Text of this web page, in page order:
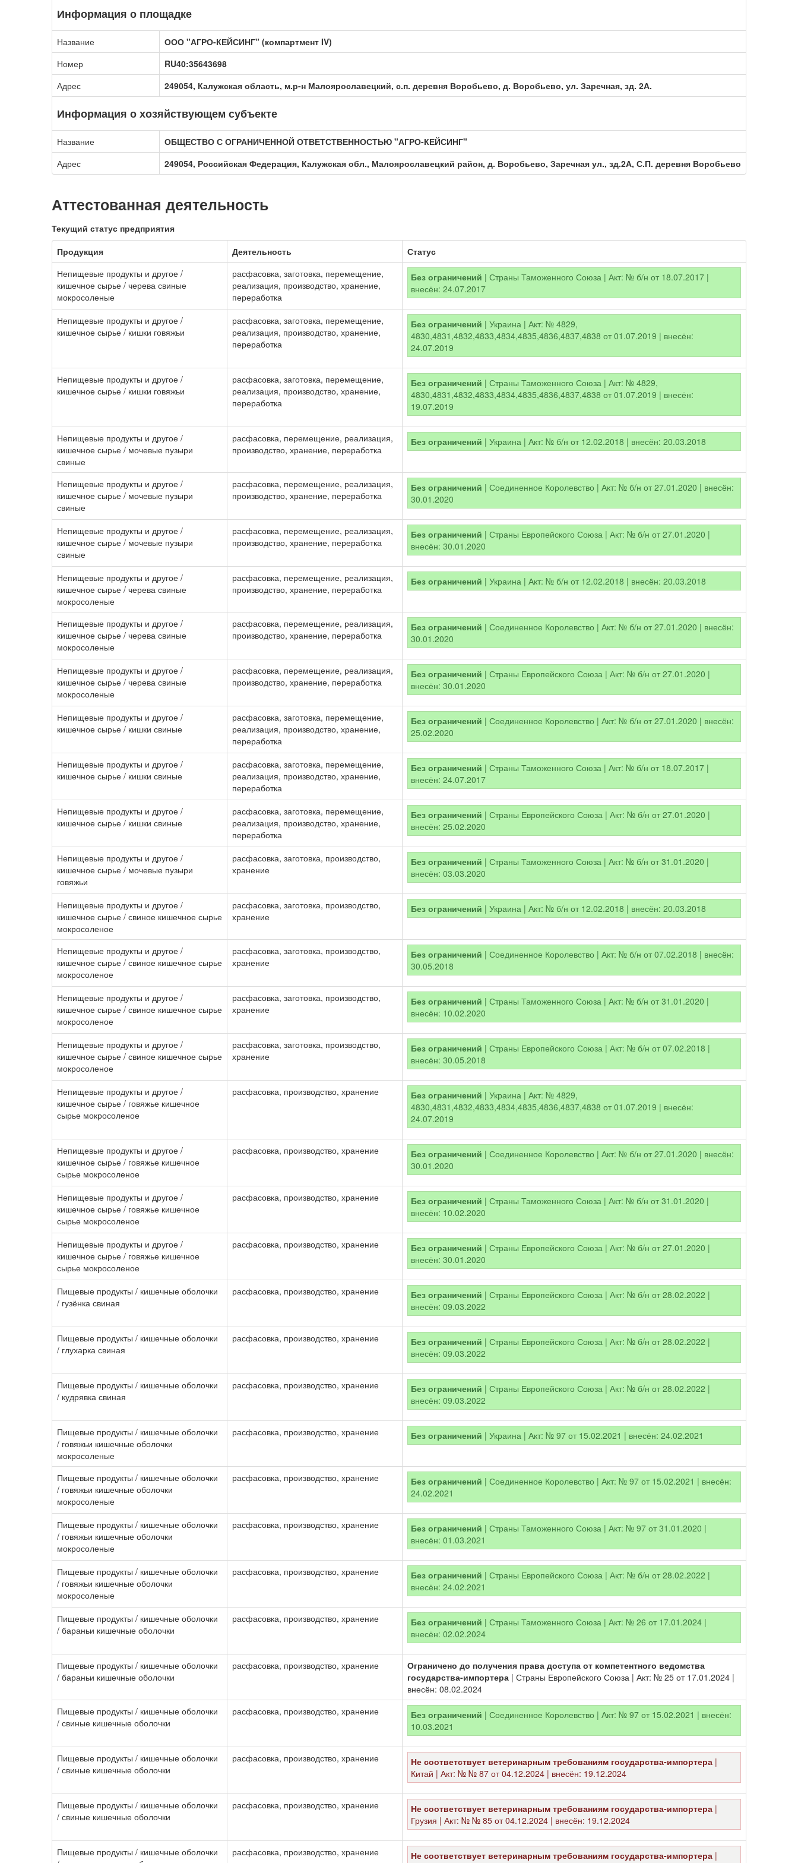
Информация о площадке
Название
ООО "АГРО-КЕЙСИНГ" (компартмент IV)
Номер
RU40:35643698
Адрес
249054, Калужская область, м.р-н Малоярославецкий, с.п. деревня Воробьево, д. Воробьево, ул. Заречная, зд. 2А.
Информация о хозяйствующем субъекте
Название
ОБЩЕСТВО С ОГРАНИЧЕННОЙ ОТВЕТСТВЕННОСТЬЮ "АГРО-КЕЙСИНГ"
Адрес
249054, Российская Федерация, Калужская обл., Малоярославецкий район, д. Воробьево, Заречная ул., зд.2А, С.П. деревня Воробьево
Аттестованная деятельность
Текущий статус предприятия
Продукция
Деятельность
Статус
Непищевые продукты и другое /
кишечное сырье / черева свиные
мокросоленые
расфасовка, заготовка, перемещение,
реализация, производство, хранение,
переработка
Без ограничений | Страны Таможенного Союза | Акт: № б/н от 18.07.2017 |
внесён: 24.07.2017
Непищевые продукты и другое /
кишечное сырье / кишки говяжьи
расфасовка, заготовка, перемещение,
реализация, производство, хранение,
переработка
Без ограничений | Украина | Акт: № 4829,
4830,4831,4832,4833,4834,4835,4836,4837,4838 от 01.07.2019 | внесён:
24.07.2019
Непищевые продукты и другое /
кишечное сырье / кишки говяжьи
расфасовка, заготовка, перемещение,
реализация, производство, хранение,
переработка
Без ограничений | Страны Таможенного Союза | Акт: № 4829,
4830,4831,4832,4833,4834,4835,4836,4837,4838 от 01.07.2019 | внесён:
19.07.2019
Непищевые продукты и другое /
кишечное сырье / мочевые пузыри
свиные
расфасовка, перемещение, реализация,
производство, хранение, переработка
Без ограничений | Украина | Акт: № б/н от 12.02.2018 | внесён: 20.03.2018
Непищевые продукты и другое /
кишечное сырье / мочевые пузыри
свиные
расфасовка, перемещение, реализация,
производство, хранение, переработка
Без ограничений | Соединенное Королевство | Акт: № б/н от 27.01.2020 | внесён:
30.01.2020
Непищевые продукты и другое /
кишечное сырье / мочевые пузыри
свиные
расфасовка, перемещение, реализация,
производство, хранение, переработка
Без ограничений | Страны Европейского Союза | Акт: № б/н от 27.01.2020 |
внесён: 30.01.2020
Непищевые продукты и другое /
кишечное сырье / черева свиные
мокросоленые
расфасовка, перемещение, реализация,
производство, хранение, переработка
Без ограничений | Украина | Акт: № б/н от 12.02.2018 | внесён: 20.03.2018
Непищевые продукты и другое /
кишечное сырье / черева свиные
мокросоленые
расфасовка, перемещение, реализация,
производство, хранение, переработка
Без ограничений | Соединенное Королевство | Акт: № б/н от 27.01.2020 | внесён:
30.01.2020
Непищевые продукты и другое /
кишечное сырье / черева свиные
мокросоленые
расфасовка, перемещение, реализация,
производство, хранение, переработка
Без ограничений | Страны Европейского Союза | Акт: № б/н от 27.01.2020 |
внесён: 30.01.2020
Непищевые продукты и другое /
кишечное сырье / кишки свиные
расфасовка, заготовка, перемещение,
реализация, производство, хранение,
переработка
Без ограничений | Соединенное Королевство | Акт: № б/н от 27.01.2020 | внесён:
25.02.2020
Непищевые продукты и другое /
кишечное сырье / кишки свиные
расфасовка, заготовка, перемещение,
реализация, производство, хранение,
переработка
Без ограничений | Страны Таможенного Союза | Акт: № б/н от 18.07.2017 |
внесён: 24.07.2017
Непищевые продукты и другое /
кишечное сырье / кишки свиные
расфасовка, заготовка, перемещение,
реализация, производство, хранение,
переработка
Без ограничений | Страны Европейского Союза | Акт: № б/н от 27.01.2020 |
внесён: 25.02.2020
Непищевые продукты и другое /
кишечное сырье / мочевые пузыри
говяжьи
расфасовка, заготовка, производство,
хранение
Без ограничений | Страны Таможенного Союза | Акт: № б/н от 31.01.2020 |
внесён: 03.03.2020
Непищевые продукты и другое /
кишечное сырье / свиное кишечное сырье
мокросоленое
расфасовка, заготовка, производство,
хранение
Без ограничений | Украина | Акт: № б/н от 12.02.2018 | внесён: 20.03.2018
Непищевые продукты и другое /
кишечное сырье / свиное кишечное сырье
мокросоленое
расфасовка, заготовка, производство,
хранение
Без ограничений | Соединенное Королевство | Акт: № б/н от 07.02.2018 | внесён:
30.05.2018
Непищевые продукты и другое /
кишечное сырье / свиное кишечное сырье
мокросоленое
расфасовка, заготовка, производство,
хранение
Без ограничений | Страны Таможенного Союза | Акт: № б/н от 31.01.2020 |
внесён: 10.02.2020
Непищевые продукты и другое /
кишечное сырье / свиное кишечное сырье
мокросоленое
расфасовка, заготовка, производство,
хранение
Без ограничений | Страны Европейского Союза | Акт: № б/н от 07.02.2018 |
внесён: 30.05.2018
Непищевые продукты и другое /
кишечное сырье / говяжье кишечное
сырье мокросоленое
расфасовка, производство, хранение Без ограничений | Украина | Акт: № 4829,
4830,4831,4832,4833,4834,4835,4836,4837,4838 от 01.07.2019 | внесён:
24.07.2019
Непищевые продукты и другое /
кишечное сырье / говяжье кишечное
сырье мокросоленое
расфасовка, производство, хранение Без ограничений | Соединенное Королевство | Акт: № б/н от 27.01.2020 | внесён:
30.01.2020
Непищевые продукты и другое /
кишечное сырье / говяжье кишечное
сырье мокросоленое
расфасовка, производство, хранение Без ограничений | Страны Таможенного Союза | Акт: № б/н от 31.01.2020 |
внесён: 10.02.2020
Непищевые продукты и другое /
кишечное сырье / говяжье кишечное
сырье мокросоленое
расфасовка, производство, хранение Без ограничений | Страны Европейского Союза | Акт: № б/н от 27.01.2020 |
внесён: 30.01.2020
Пищевые продукты / кишечные оболочки
/ гузёнка свиная
расфасовка, производство, хранение Без ограничений | Страны Европейского Союза | Акт: № б/н от 28.02.2022 |
внесён: 09.03.2022
Пищевые продукты / кишечные оболочки
/ глухарка свиная
расфасовка, производство, хранение Без ограничений | Страны Европейского Союза | Акт: № б/н от 28.02.2022 |
внесён: 09.03.2022
Пищевые продукты / кишечные оболочки
/ кудрявка свиная
расфасовка, производство, хранение Без ограничений | Страны Европейского Союза | Акт: № б/н от 28.02.2022 |
внесён: 09.03.2022
Пищевые продукты / кишечные оболочки
/ говяжьи кишечные оболочки
мокросоленые
расфасовка, производство, хранение Без ограничений | Украина | Акт: № 97 от 15.02.2021 | внесён: 24.02.2021
Пищевые продукты / кишечные оболочки
/ говяжьи кишечные оболочки
мокросоленые
расфасовка, производство, хранение Без ограничений | Соединенное Королевство | Акт: № 97 от 15.02.2021 | внесён:
24.02.2021
Пищевые продукты / кишечные оболочки
/ говяжьи кишечные оболочки
мокросоленые
расфасовка, производство, хранение Без ограничений | Страны Таможенного Союза | Акт: № 97 от 31.01.2020 |
внесён: 01.03.2021
Пищевые продукты / кишечные оболочки
/ говяжьи кишечные оболочки
мокросоленые
расфасовка, производство, хранение Без ограничений | Страны Европейского Союза | Акт: № б/н от 28.02.2022 |
внесён: 24.02.2021
Пищевые продукты / кишечные оболочки
/ бараньи кишечные оболочки
расфасовка, производство, хранение Без ограничений | Страны Таможенного Союза | Акт: № 26 от 17.01.2024 |
внесён: 02.02.2024
Пищевые продукты / кишечные оболочки
/ бараньи кишечные оболочки
расфасовка, производство, хранение
Ограничено до получения права доступа от компетентного ведомства
государства-импортера | Страны Европейского Союза | Акт: № 25 от 17.01.2024 |
внесён: 08.02.2024
Пищевые продукты / кишечные оболочки
/ свиные кишечные оболочки
расфасовка, производство, хранение Без ограничений | Соединенное Королевство | Акт: № 97 от 15.02.2021 | внесён:
10.03.2021
Пищевые продукты / кишечные оболочки
/ свиные кишечные оболочки
расфасовка, производство, хранение Не соответствует ветеринарным требованиям государства-импортера |
Китай | Акт: № № 87 от 04.12.2024 | внесён: 19.12.2024
Пищевые продукты / кишечные оболочки
/ свиные кишечные оболочки
расфасовка, производство, хранение Не соответствует ветеринарным требованиям государства-импортера |
Грузия | Акт: № № 85 от 04.12.2024 | внесён: 19.12.2024
Пищевые продукты / кишечные оболочки
расфасовка, производство, хранение Не соответствует ветеринарным требованиям государства-импортера |